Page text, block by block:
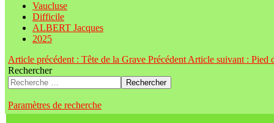
Vaucluse
Difficile
ALBERT Jacques
2025
Article précédent : Tête de la Grave Précédent Article suivant : Pied
Rechercher
Rechercher
Paramètres de recherche